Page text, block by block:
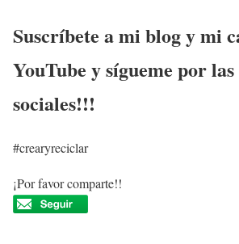
Suscríbete a mi blog y mi
YouTube y sígueme por
sociales!!!
#crearyreciclar
¡Por favor comparte!!